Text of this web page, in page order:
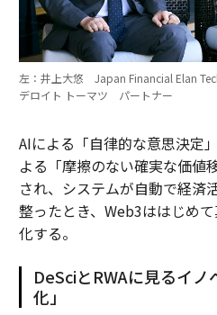
左：井上大悠 Japan Financial Elan
デロイト トーマツ パートナー
AIによる「自律的な意思決定
よる「摩擦のない確実な価値
され、システムが自動で経済
整ったとき、Web3ははじめ
化する。
DeSciとRWAに見るイ
化」